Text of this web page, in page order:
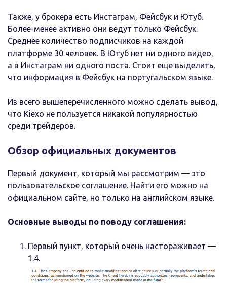
Также, у брокера есть Инстаграм, Фейсбук и Ютуб.
Более-менее активно они ведут только Фейсбук.
Среднее количество подписчиков на каждой
платформе 30 человек. В Ютуб нет ни одного видео,
а в Инстаграм ни одного поста. Стоит еще выделить,
что информация в Фейсбук на португальском языке.
Из всего вышеперечисленного можно сделать вывод,
что Kiexo не пользуется никакой популярностью
среди трейдеров.
Обзор официальных документов
Первый документ, который мы рассмотрим — это
пользовательское соглашение. Найти его можно на
официальном сайте, но только на английском языке.
Основные выводы по поводу соглашения:
Первый пункт, который очень настораживает —
1.4.